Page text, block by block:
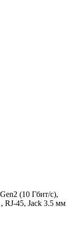
(10 Гбит/с),
RJ-45, Jack 3.5 мм